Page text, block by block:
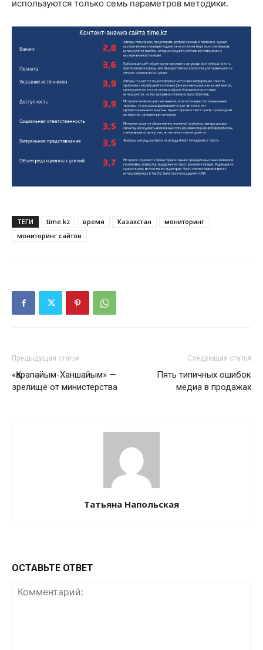
используются только семь параметров методики.
ТЕГИ time.kz время Казахстан
мониторинг
мониторинг сайтов
Предыдущая статья
«Қарапайым-Ханшайым» —
зрелище от министерства
Следующая статья
Пять типичных ошибок
медиа в продажах
Татьяна Напольская
ОСТАВЬТЕ ОТВЕТ